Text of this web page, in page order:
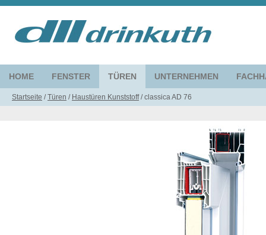
HOME FENSTER TÜREN UNTERNEHMEN
Startseite /Türen / Haustüren Kunststoff/classica AD 76